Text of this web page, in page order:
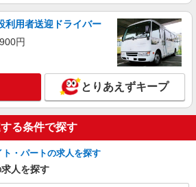
詳細を見る
利用者送迎ドライバー
円
とりあえずキープ
る条件で探す
・パートの求人を探す
人を探す